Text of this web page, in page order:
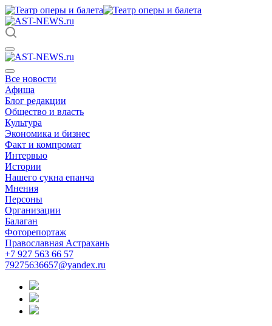
Все новости
Афиша
Блог редакции
Общество и власть
Культура
Экономика и бизнес
Факт и компромат
Интервью
Истории
Нашего сукна епанча
Мнения
Персоны
Организации
Балаган
Фоторепортаж
Православная Астрахань
+7 927 563 66 57
79275636657@yandex.ru